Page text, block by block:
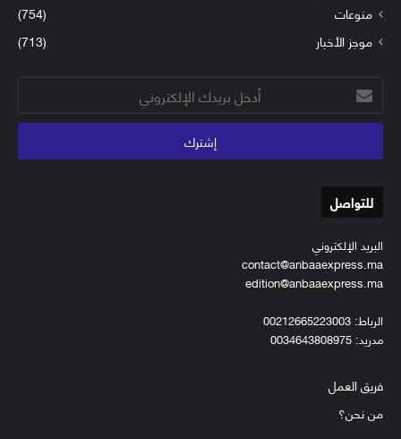
منوعات
(754)
موجز الأخبار
(713)
أدخل
بريدك
الإلكتروني
للتواصل
البريد الإلكتروني
contact@anbaaexpress.ma
edition@anbaaexpress.ma
الرباط: 00212665223003
مدريد: 0034643808975
فريق العمل
من نحن؟